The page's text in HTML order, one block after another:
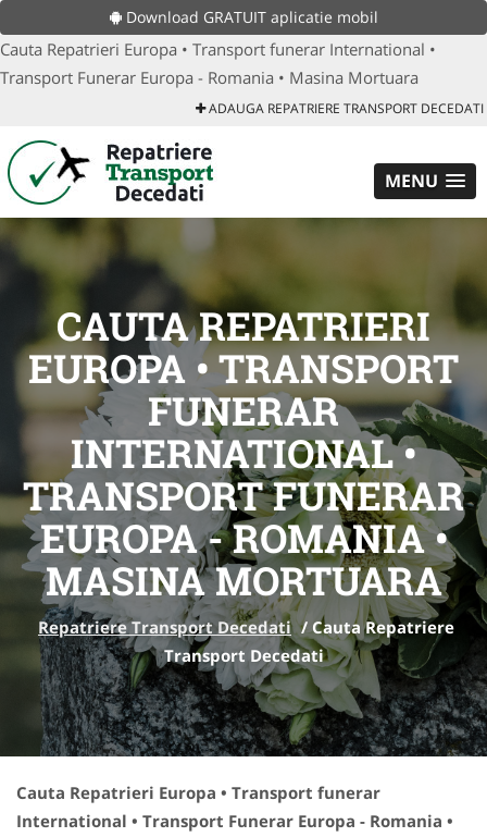
Download GRATUIT aplicatie mobil
Cauta Repatrieri Europa • Transport funerar International •
Transport Funerar Europa - Romania • Masina Mortuara
ADAUGA REPATRIERE TRANSPORT DECEDATI
MENU
CAUTA REPATRIERI
EUROPA • TRANSPORT
FUNERAR
INTERNATIONAL •
TRANSPORT FUNERAR
EUROPA - ROMANIA •
MASINA MORTUARA
Repatriere Transport Decedati /Cauta Repatriere
Transport Decedati
Cauta Repatrieri Europa • Transport funerar
International • Transport Funerar Europa - Romania •